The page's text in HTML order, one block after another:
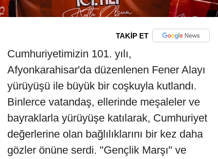
TAKİP ET
Cumhuriyetimizin 101. yılı,
Afyonkarahisar'da düzenlenen Fener Alayı
yürüyüşü ile büyük bir coşkuyla kutlandı.
Binlerce vatandaş, ellerinde meşaleler ve
bayraklarla yürüyüşe katılarak, Cumhuriyet
değerlerine olan bağlılıklarını bir kez daha
gözler önüne serdi. "Gençlik Marşı" ve